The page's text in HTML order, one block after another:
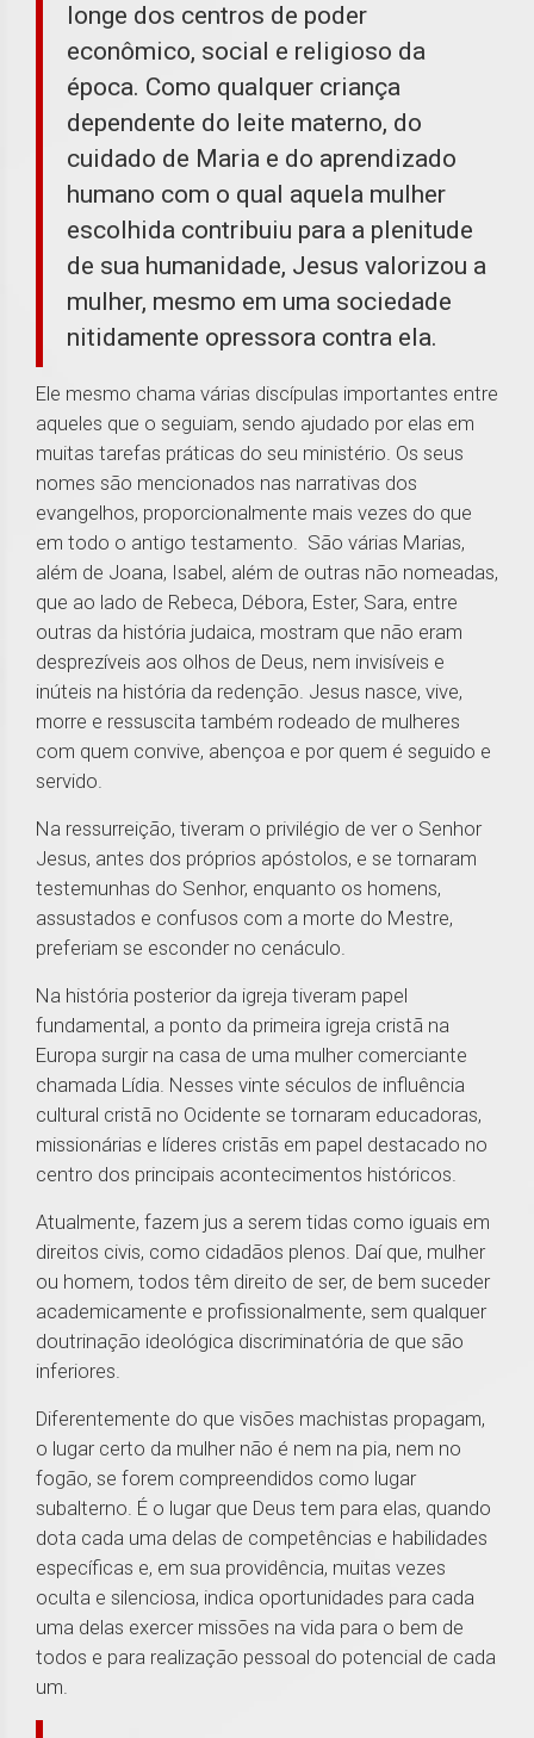
longe dos centros de poder
econômico, social e religioso da
época. Como qualquer criança
dependente do leite materno, do
cuidado de Maria e do aprendizado
humano com o qual aquela mulher
escolhida contribuiu para a plenitude
de sua humanidade, Jesus valorizou a
mulher, mesmo em uma sociedade
nitidamente opressora contra ela.
Ele mesmo chama várias discípulas importantes entre
aqueles que o seguiam, sendo ajudado por elas em
muitas tarefas práticas do seu ministério. Os seus
nomes são mencionados nas narrativas dos
evangelhos, proporcionalmente mais vezes do que
em todo o antigo testamento. São várias Marias,
além de Joana, Isabel, além de outras não nomeadas,
que ao lado de Rebeca, Débora, Ester, Sara, entre
outras da história judaica, mostram que não eram
desprezíveis aos olhos de Deus, nem invisíveis e
inúteis na história da redenção. Jesus nasce, vive,
morre e ressuscita também rodeado de mulheres
com quem convive, abençoa e por quem é seguido e
servido.
Na ressurreição, tiveram o privilégio de ver o Senhor
Jesus, antes dos próprios apóstolos, e se tornaram
testemunhas do Senhor, enquanto os homens,
assustados e confusos com a morte do Mestre,
preferiam se esconder no cenáculo.
Na história posterior da igreja tiveram papel
fundamental, a ponto da primeira igreja cristã na
Europa surgir na casa de uma mulher comerciante
chamada Lídia. Nesses vinte séculos de influência
cultural cristã no Ocidente se tornaram educadoras,
missionárias e líderes cristãs em papel destacado no
centro dos principais acontecimentos históricos.
Atualmente, fazem jus a serem tidas como iguais em
direitos civis, como cidadãos plenos. Daí que, mulher
ou homem, todos têm direito de ser, de bem suceder
academicamente e profissionalmente, sem qualquer
doutrinação ideológica discriminatória de que são
inferiores.
Diferentemente do que visões machistas propagam,
o lugar certo da mulher não é nem na pia, nem no
fogão, se forem compreendidos como lugar
subalterno. É o lugar que Deus tem para elas, quando
dota cada uma delas de competências e habilidades
específicas e, em sua providência, muitas vezes
oculta e silenciosa, indica oportunidades para cada
uma delas exercer missões na vida para o bem de
todos e para realização pessoal do potencial de cada
um.